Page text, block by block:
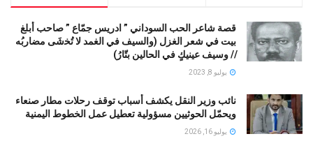
قصة شاعر الحب السوداني ” ادريس جمّاع ” صاحب أبلغ
بيت في شعر الغزل (وﺍﻟﺴﻴﻒ ﻓﻲ الغمد ﻻ ﺗُﺨشَى مضاربُه
// ﻭﺳﻴﻒ ﻋﻴﻨﻴﻚٍ ﻓﻲ ﺍﻟﺤﺎﻟﻴﻦ ﺑﺘّﺎﺭُ)
يوليو 8, 2023
نائب وزير النقل يكشف أسباب توقف رحلات مطار صنعاء
ويحمّل الحوثيين مسؤولية تعطيل عمل الخطوط اليمنية
يوليو 16, 2026